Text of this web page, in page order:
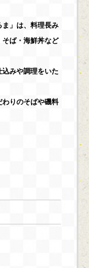
」は、料理長み
ば・海鮮丼など
みや調理をいた
りのそばや磯料